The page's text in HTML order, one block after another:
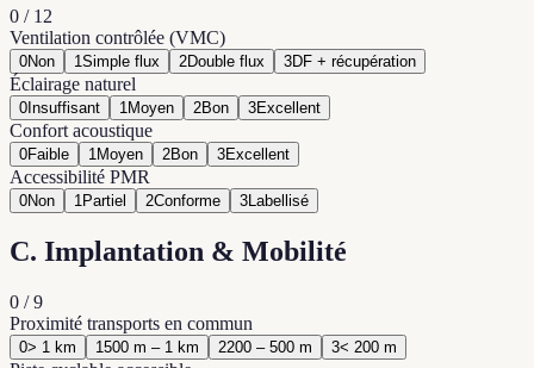
0 / 12
Ventilation contrôlée (VMC)
0Non 1Simple flux 2Double flux 3DF + récupération
Éclairage naturel
0Insuffisant 1 Moyen 2Bon 3Excellent
Confort acoustique
0Faible 1 Moyen 2Bon 3Excellent
Accessibilité PMR
0Non 1 Partiel 2Conforme 3Labellisé
C. Implantation & Mobilité
0 /9
Proximité transports en commun
0> 1 km 1500 m – 1 km 2200 – 500 m 3< 200 m